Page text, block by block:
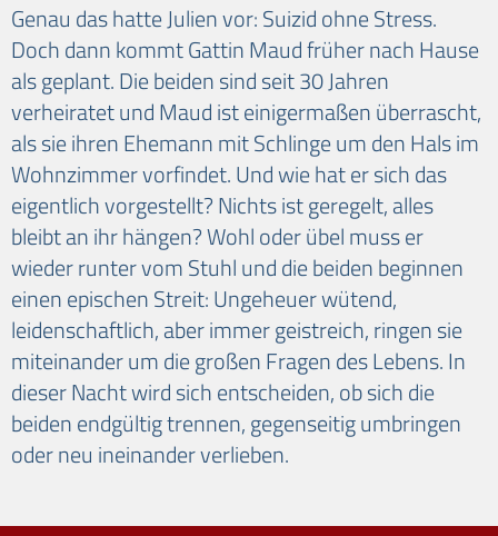
Genau das hatte Julien vor: Suizid ohne Stress.
Doch dann kommt Gattin Maud früher nach Hause
als geplant. Die beiden sind seit 30 Jahren
verheiratet und Maud ist einigermaßen überrascht,
als sie ihren Ehemann mit Schlinge um den Hals im
Wohnzimmer vorfindet. Und wie hat er sich das
eigentlich vorgestellt? Nichts ist geregelt, alles
bleibt an ihr hängen? Wohl oder übel muss er
wieder runter vom Stuhl und die beiden beginnen
einen epischen Streit: Ungeheuer wütend,
leidenschaftlich, aber immer geistreich, ringen sie
miteinander um die großen Fragen des Lebens. In
dieser Nacht wird sich entscheiden, ob sich die
beiden endgültig trennen, gegenseitig umbringen
oder neu ineinander verlieben.